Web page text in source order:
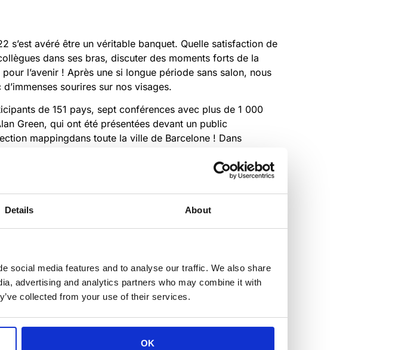
Details About
social media features and to analyse our traffic. We also share
advertising and analytics partners who may combine it with
collected from your use of their services.
OK
s’est avéré être un véritable banquet. Quelle satisfaction de
dans ses bras, discuter des moments forts de la
l’avenir ! Après une si longue période sans salon, nous
sourires sur nos visages.
de 151 pays, sept conférences avec plus de 1 000
Green, qui ont été présentées devant un public
mappingdans toute la ville de Barcelone ! Dans
l’ISE 2023 revient en février prochain et nous serons là, à